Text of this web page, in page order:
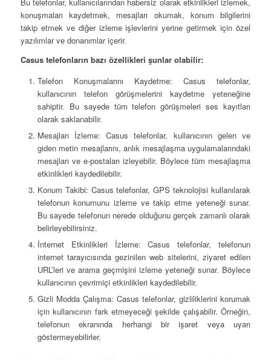
konuşmaları kaydetmek, mesajları okumak, konum bilgilerini
takip etmek ve diğer izleme işlevlerini yerine getirmek için özel
yazılımlar ve donanımlar içerir.
Casus telefonların bazı özellikleri şunlar olabilir:
Telefon Konuşmalarını Kaydetme: Casus telefonlar,
kullanıcının telefon görüşmelerini kaydetme yeteneğine
sahiptir. Bu sayede tüm telefon görüşmeleri ses kayıtları
olarak saklanabilir.
Mesajları İzleme: Casus telefonlar, kullanıcının gelen ve
giden metin mesajlarını, anlık mesajlaşma uygulamalarındaki
mesajları ve e-postaları izleyebilir. Böylece tüm mesajlaşma
etkinlikleri kaydedilebilir.
Konum Takibi: Casus telefonlar, GPS teknolojisi kullanılarak
telefonun konumunu izleme ve takip etme yeteneği sunar.
Bu sayede telefonun nerede olduğunu gerçek zamanlı olarak
belirleyebilirsiniz.
İnternet Etkinlikleri İzleme: Casus telefonlar, telefonun
internet tarayıcısında gezinilen web sitelerini, ziyaret edilen
URL’leri ve arama geçmişini izleme yeteneği sunar. Böylece
kullanıcının çevrimiçi etkinlikleri kaydedilebilir.
Gizli Modda Çalışma: Casus telefonlar, gizliliklerini korumak
için kullanıcının fark etmeyeceği şekilde çalışabilir. Örneğin,
telefonun ekranında herhangi bir işaret veya uyarı
göstermeyebilirler.